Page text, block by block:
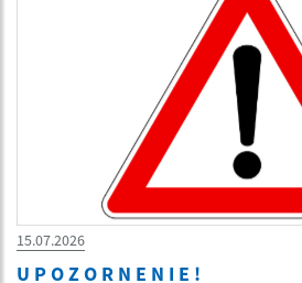
15.07.2026
U P O Z O R N E N I E !